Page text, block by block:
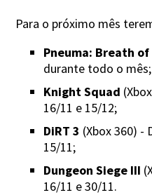
Para o próximo mês
Pneuma: Breath of
durante todo o mês;
Knight Squad
16/11 e 15/12;
DiRT 3 (Xbox 360) -
15/11;
Dungeon Siege III
16/11 e 30/11.